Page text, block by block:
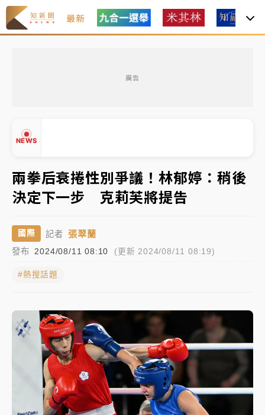
最新
廣告
NEWS
中信慈善基金會想增加董事人數！辜仲諒向法院聲請遭
駁 理由曝光
故宮《龍藏經》特展第2檔！今線上預約開賣一度塞車
周六起展出延長至晚上7時
台東農業處長涉圖利渡假村！東檢抗告成功 今重開羈
父親節泡湯了！中颱白海豚雨彈轟3天 「紅到發紫」降
雨熱區曝
暑假過三周才推「E宿新北打卡趣」！抽獎程序複雜 觀
旅局回應了
中信慈善基金會想增加董事人數！辜仲諒向法院聲請遭
駁 理由曝光
故宮《龍藏經》特展第2檔！今線上預約開賣一度塞車
周六起展出延長至晚上7時
兩拳后衰捲性別爭議！林郁婷：稍後
決定下一步 克莉芙將提告
國際 記者 張翠蘭
發布 2024/08/11 08:10 (更新 2024/08/11 08:19)
#熱搜話題